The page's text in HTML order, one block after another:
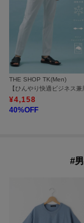
THE SHOP TK(Men)
¥4,158
40%OFF
#